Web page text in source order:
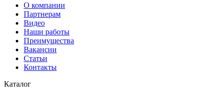
О компании
Партнерам
Видео
Наши работы
Преимущества
Вакансии
Статьи
Контакты
Каталог